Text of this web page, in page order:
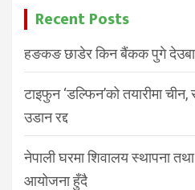
Recent Posts
हङकङ छाडेर किन बैंकक पुगे
टाइफुन ‘डल्फिन’को तयारीमा
उडान रद्द
नेपाली घरमा शिवालय स्थापना
आयोजना हुँदै